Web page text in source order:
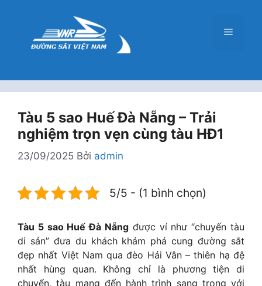
Menu
Tàu 5 sao Huế Đà Nẵng – Trải
nghiệm trọn vẹn cùng tàu HĐ1
23/09/2025 Bởi admin
5/5 - (1 bình chọn)
Tàu 5 sao Huế Đà Nẵng được ví như “chuyến tàu
di sản” đưa du khách khám phá cung đường sắt
đẹp nhất Việt Nam qua đèo Hải Vân – thiên hạ đệ
nhất hùng quan. Không chỉ là phương tiện di
chuyển, tàu mang đến hành trình sang trọng với